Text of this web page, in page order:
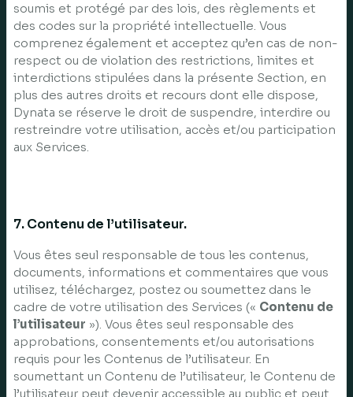
soumis et protégé par des lois, des règlements et
des codes sur la propriété intellectuelle. Vous
comprenez également et acceptez qu’en cas de non-
respect ou de violation des restrictions, limites et
interdictions stipulées dans la présente Section, en
plus des autres droits et recours dont elle dispose,
Dynata se réserve le droit de suspendre, interdire ou
restreindre votre utilisation, accès et/ou participation
aux Services.
7. Contenu de l’utilisateur.
Vous êtes seul responsable de tous les contenus,
documents, informations et commentaires que vous
utilisez, téléchargez, postez ou soumettez dans le
cadre de votre utilisation des Services (« Contenu de
l’utilisateur »). Vous êtes seul responsable des
approbations, consentements et/ou autorisations
requis pour les Contenus de l’utilisateur. En
soumettant un Contenu de l’utilisateur, le Contenu de
l’utilisateur peut devenir accessible au public et peut